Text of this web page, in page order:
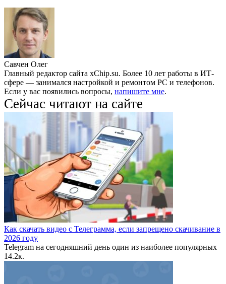
Савчен Олег
Главный редактор сайта xChip.su. Более 10 лет работы в ИТ-
сфере — занимался настройкой и ремонтом PC и телефонов.
Если у вас появились вопросы, напишите мне.
Сейчас читают на сайте
Как скачать видео с Телеграмма, если запрещено скачивание в
2026 году
Telegram на сегодняшний день один из наиболее популярных
14.2к.